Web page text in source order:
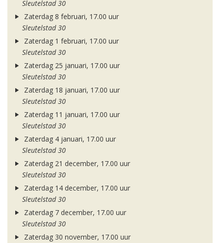
Sleutelstad 30
Zaterdag 8 februari, 17.00 uur
Sleutelstad 30
Zaterdag 1 februari, 17.00 uur
Sleutelstad 30
Zaterdag 25 januari, 17.00 uur
Sleutelstad 30
Zaterdag 18 januari, 17.00 uur
Sleutelstad 30
Zaterdag 11 januari, 17.00 uur
Sleutelstad 30
Zaterdag 4 januari, 17.00 uur
Sleutelstad 30
Zaterdag 21 december, 17.00 uur
Sleutelstad 30
Zaterdag 14 december, 17.00 uur
Sleutelstad 30
Zaterdag 7 december, 17.00 uur
Sleutelstad 30
Zaterdag 30 november, 17.00 uur